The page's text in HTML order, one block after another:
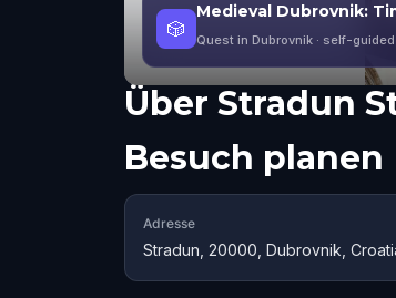
🎲
Medieval Dubrovnik:
Quest in Dubrovnik · self-guided
Über Stradun
Besuch planen
Adresse
Stradun, 20000, Dubrovnik,